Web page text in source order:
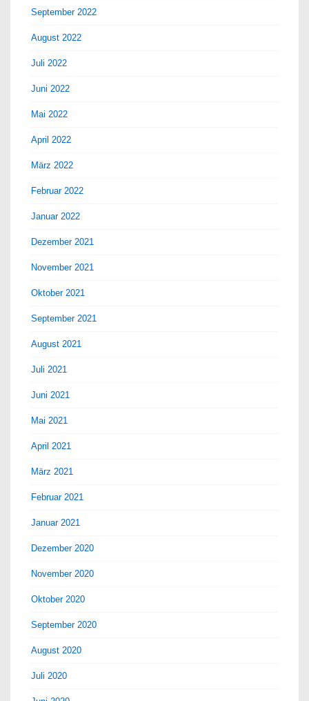
September 2022
August 2022
Juli 2022
Juni 2022
Mai 2022
April 2022
März 2022
Februar 2022
Januar 2022
Dezember 2021
November 2021
Oktober 2021
September 2021
August 2021
Juli 2021
Juni 2021
Mai 2021
April 2021
März 2021
Februar 2021
Januar 2021
Dezember 2020
November 2020
Oktober 2020
September 2020
August 2020
Juli 2020